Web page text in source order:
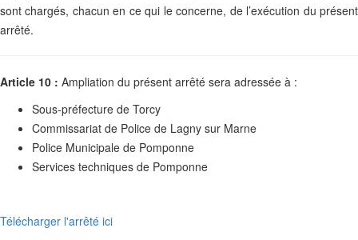
sont chargés, chacun en ce qui le concerne, de l’exécution du présent
arrêté.
Article 10 : Ampliation du présent arrêté sera adressée à :
Sous-préfecture de Torcy
Commissariat de Police de Lagny sur Marne
Police Municipale de Pomponne
Services techniques de Pomponne
Télécharger l'arrêté ici